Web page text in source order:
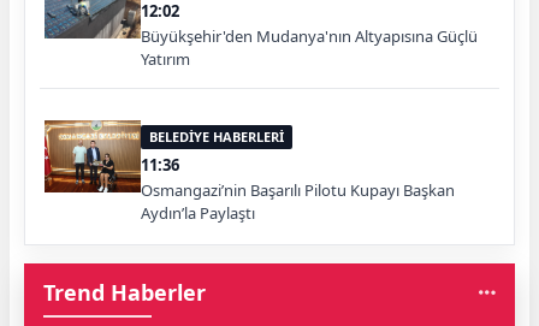
12:02
Büyükşehir'den Mudanya'nın Altyapısına Güçlü
Yatırım
BELEDİYE HABERLERİ
11:36
Osmangazi’nin Başarılı Pilotu Kupayı Başkan
Aydın’la Paylaştı
Trend Haberler